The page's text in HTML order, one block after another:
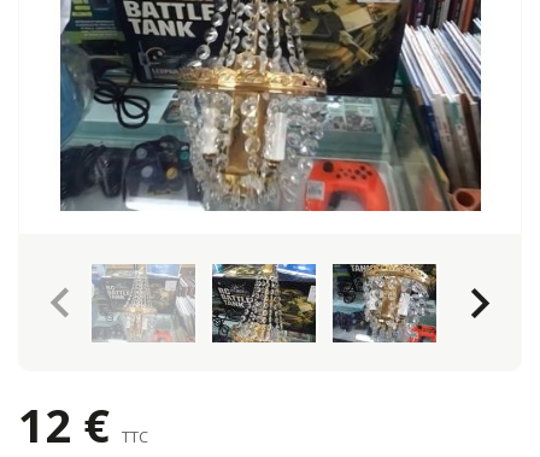
keyboard_arrow_left keyboard_arrow_right
12 € TTC